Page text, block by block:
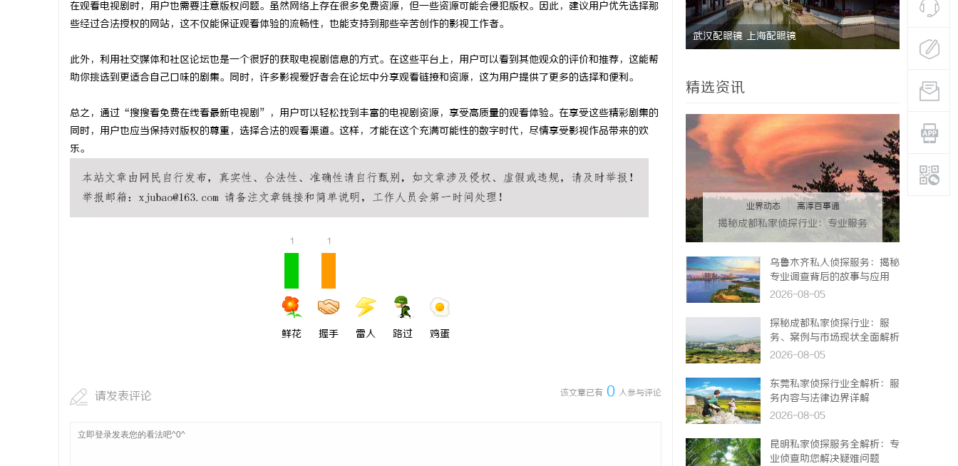
在观看电视剧时，用户也需要注意版权问题。虽然网络上存在很多免费资源，但一些资源可能会侵犯版权。因此，建议用户优先选择那
些经过合法授权的网站，这不仅能保证观看体验的流畅性，也能支持到那些辛苦创作的影视工作者。
此外，利用社交媒体和社区论坛也是一个很好的获取电视剧信息的方式。在这些平台上，用户可以看到其他观众的评价和推荐，这能帮
助你挑选到更适合自己口味的剧集。同时，许多影视爱好者会在论坛中分享观看链接和资源，这为用户提供了更多的选择和便利。
总之，通过“搜搜看免费在线看最新电视剧”，用户可以轻松找到丰富的电视剧资源，享受高质量的观看体验。在享受这些精彩剧集的
同时，用户也应当保持对版权的尊重，选择合法的观看渠道。这样，才能在这个充满可能性的数字时代，尽情享受影视作品带来的欢
乐。
1
鲜花
1
握手 雷人 路过 鸡蛋
该文章已有 0 人参与评论
请发表评论
师如何守住“人带技术走”的底线
武汉配眼镜 上海配眼镜 沈阳私家
真相的专
精选资讯
业界动态 高淳百事通
揭秘成都私家侦探行业：专业服务
与法律边界解析
乌鲁木齐私人侦探服务：揭秘
专业调查背后的故事与应用
2026-08-05
探秘成都私家侦探行业：服
务、案例与市场现状全面解析
2026-08-05
东莞私家侦探行业全解析：服
务内容与法律边界详解
2026-08-05
昆明私家侦探服务全解析：专
业侦查助您解决疑难问题